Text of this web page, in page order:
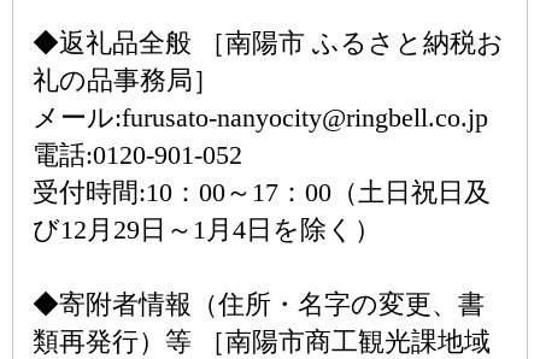
◆返礼品全般 ［南陽市 ふるさと納税お
礼の品事務局］
メール:furusato-nanyocity@ringbell.co.jp
電話:0120-901-052
受付時間:10：00～17：00（土日祝日及
び12月29日～1月4日を除く）
◆寄附者情報（住所・名字の変更、書
類再発行）等 ［南陽市商工観光課地域